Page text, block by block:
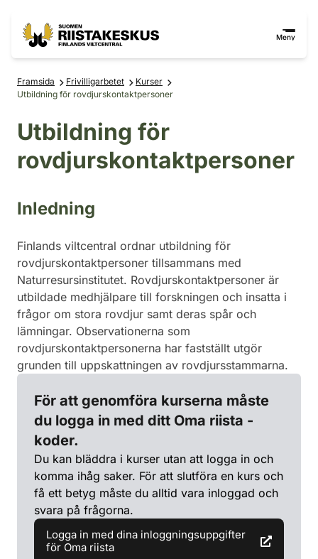
Meny
Framsida Frivilligarbetet
Kurser
Utbildning för rovdjurskontaktpersoner
Utbildning för
rovdjurskontaktpersoner
Inledning
Finlands viltcentral ordnar utbildning för
rovdjurskontaktpersoner tillsammans med
Naturresursinstitutet. Rovdjurskontaktpersoner är
utbildade medhjälpare till forskningen och insatta i
frågor om stora rovdjur samt deras spår och
lämningar. Observationerna som
rovdjurskontaktpersonerna har fastställt utgör
grunden till uppskattningen av rovdjursstammarna.
För att genomföra kurserna måste
du logga in med ditt Oma riista -
koder.
Du kan bläddra i kurser utan att logga in och
komma ihåg saker. För att slutföra en kurs och
få ett betyg måste du alltid vara inloggad och
svara på frågorna.
Logga in med dina inloggningsuppgifter
för Oma riista